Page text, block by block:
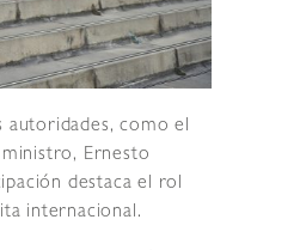
autoridades, como el
Ernesto
destaca el rol
internacional.